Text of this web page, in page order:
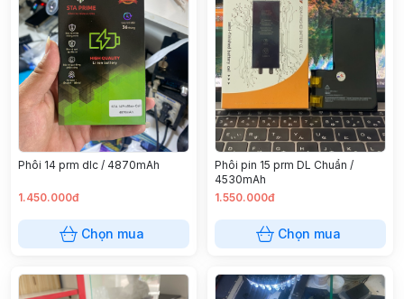
Phôi 14 prm dlc / 4870mAh
1.450.000đ
Chọn mua
Phôi pin 15 prm DL Chuẩn /
4530mAh
1.550.000đ
Chọn mua